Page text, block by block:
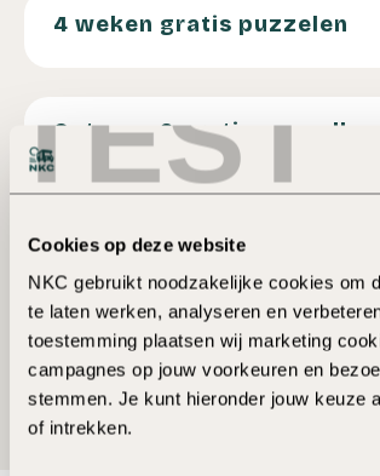
TEST
Cookies op deze website
NKC gebruikt noodzakelijke cookies om
te laten werken, analyseren en
toestemming plaatsen wij marketing
campagnes op jouw voorkeuren en
stemmen. Je kunt hieronder jouw keuze
of intrekken.
4 weken gratis puzzelen
Ontvang 2 gratis
Gratis kaartje voor
Korting op onderhoud aan je camper
Korting op onderhoud aan
camper